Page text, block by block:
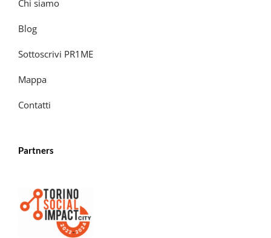
Chi siamo
Blog
Sottoscrivi PR1ME
Mappa
Contatti
Partners